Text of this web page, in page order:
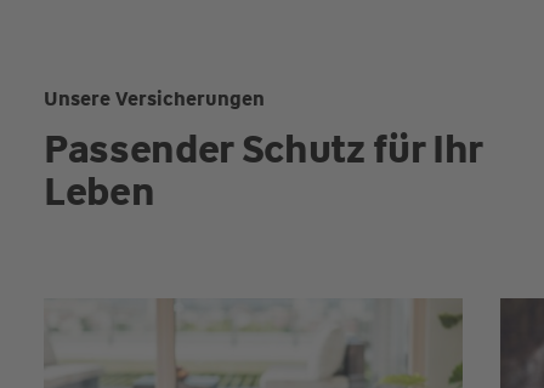
Unsere Versicherungen
Passender Schutz für Ihr
Leben